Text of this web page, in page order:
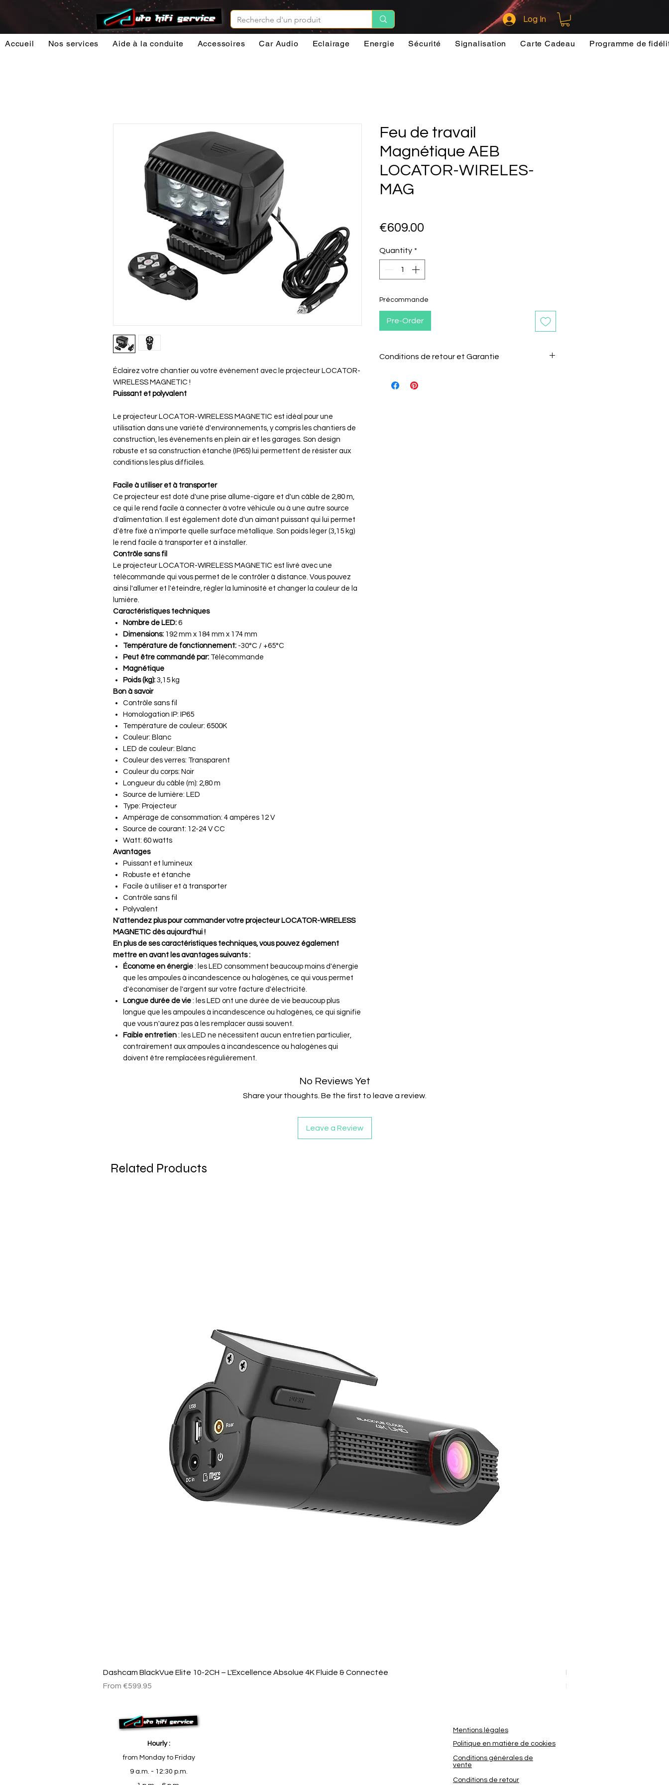
Log In
Accueil Nos services Aide à la conduite Accessoires Car Audio Eclairage Energie Sécurité Signalisation Carte Cadeau Programme de
Éclairez votre chantier ou votre événement avec le projecteur LOCATOR-
WIRELESS MAGNETIC !
Puissant et polyvalent
Le projecteur LOCATOR-WIRELESS MAGNETIC est idéal pour une
utilisation dans une variété d'environnements, y compris les chantiers de
construction, les événements en plein air et les garages. Son design
robuste et sa construction étanche (IP65) lui permettent de résister aux
conditions les plus difficiles.
Facile à utiliser et à transporter
Ce projecteur est doté d'une prise allume-cigare et d'un câble de 2,80 m,
ce qui le rend facile à connecter à votre véhicule ou à une autre source
d'alimentation. Il est également doté d'un aimant puissant qui lui permet
d'être fixé à n'importe quelle surface métallique. Son poids léger (3,15 kg)
le rend facile à transporter et à installer.
Contrôle sans fil
Le projecteur LOCATOR-WIRELESS MAGNETIC est livré avec une
télécommande qui vous permet de le contrôler à distance. Vous pouvez
ainsi l'allumer et l'éteindre, régler la luminosité et changer la couleur de la
lumière.
Caractéristiques techniques
Nombre de LED: 6
Dimensions: 192 mm x 184 mm x 174 mm
Température de fonctionnement: -30°C / +65°C
Peut être commandé par: Télécommande
Magnétique
Poids (kg): 3,15 kg
Bon à savoir
Contrôle sans fil
Homologation IP: IP65
Température de couleur: 6500K
Couleur: Blanc
LED de couleur: Blanc
Couleur des verres: Transparent
Couleur du corps: Noir
Longueur du câble (m): 2,80 m
Source de lumière: LED
Type: Projecteur
Ampérage de consommation: 4 ampères 12 V
Source de courant: 12-24 V CC
Watt: 60 watts
Avantages
Puissant et lumineux
Robuste et étanche
Facile à utiliser et à transporter
Contrôle sans fil
Polyvalent
N'attendez plus pour commander votre projecteur LOCATOR-WIRELESS
MAGNETIC dès aujourd'hui !
En plus de ses caractéristiques techniques, vous pouvez également
mettre en avant les avantages suivants :
Économe en énergie : les LED consomment beaucoup moins d'énergie
que les ampoules à incandescence ou halogènes, ce qui vous permet
d'économiser de l'argent sur votre facture d'électricité.
Longue durée de vie : les LED ont une durée de vie beaucoup plus
longue que les ampoules à incandescence ou halogènes, ce qui signifie
que vous n'aurez pas à les remplacer aussi souvent.
Faible entretien : les LED ne nécessitent aucun entretien particulier,
contrairement aux ampoules à incandescence ou halogènes qui
doivent être remplacées régulièrement.
Feu de travail
Magnétique AEB
LOCATOR-WIRELES-
MAG
€609.00
Quantity *
Précommande
Pre-Order
Conditions de retour et Garantie
No Reviews Yet
Share your thoughts. Be the first to leave a review.
Leave a Review
Related Products
Quick View
Dashcam BlackVue Elite 10-2CH – L'Excellence Absolue 4K Fluide & Connectée
From €599.95
Sale Price
Dashcam BlackVue Elite 8-
From
Sale Price
Hourly :
from Monday to Friday
9 a.m. - 12:30 p.m.
Mentions légales
Politique en matière de cookies
Conditions générales de
vente
Conditions de retour